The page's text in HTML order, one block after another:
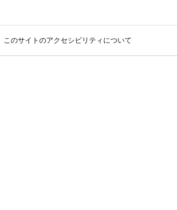
このサイトのアクセシビリティについて